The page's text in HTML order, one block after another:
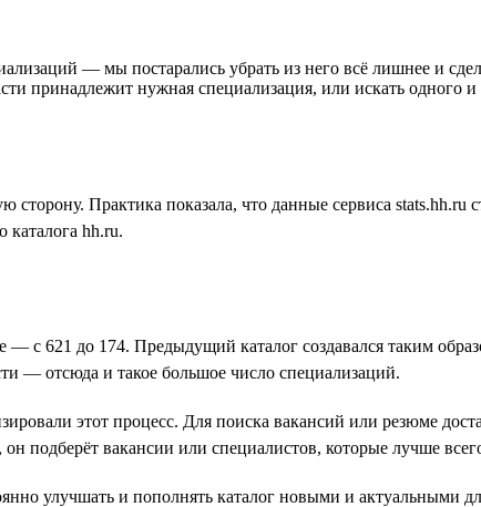
— мы постарались убрать из него всё лишнее и
принадлежит нужная специализация, или искать одного
Практика показала, что данные сервиса
каталога hh.ru.
— с 621 до 174. Предыдущий каталог создавался таким
— отсюда и такое большое число специализаций.
этот процесс. Для поиска вакансий или резюме
подберёт вакансии или специалистов, которые лучше
улучшать и пополнять каталог новыми и актуальными